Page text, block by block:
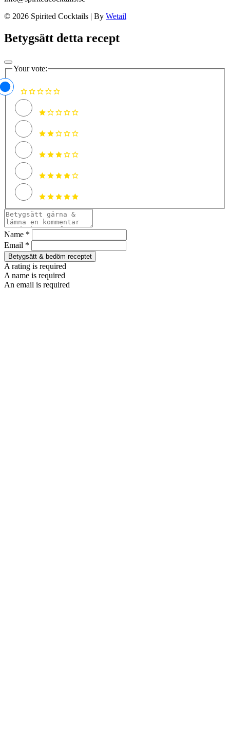
© 2026 Spirited Cocktails | By Wetail
Betygsätt detta recept
Your vote:
Name *
Email *
Betygsätt & bedöm receptet
A rating is required
A name is required
An email is required